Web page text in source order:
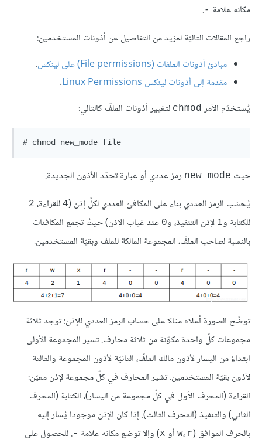
مكانه علامة -
.
راجع المقالات التاليّة لمزيد من التفاصيل عن أذونات المستخدمين:
مبادئ أذونات الملفات (File permissions) على لينكس
.
مقدمة إلى أذونات لينكس Linux Permissions
.
يُستخدَم الأمر chmod لتغيير أذونات الملفّ كالتالي:
حيث new_mode رمز عددي أو عبارة تحدّد الأذون الجديدة.
يُحسَب الرمز العددي بناء على المكافئ العددي لكلّ إذن (4 للقراءة، 2
للكتابة و1 لإذن التنفيذ، و0 عند غياب الإذن) حيثُ تجمع المكافئات
بالنسبة لصاحب الملفّ، المجموعة المالكة للملف وبقيّة المستخدمين.
توضّح الصورة أعلاه مثالا على حساب الرمز العددي للإذن: توجد ثلاثة
مجموعات كلّ واحدة مكوّنة من ثلاثة محارف. تشير المجموعة الأولى
ابتداءً من اليسار لأذون مالك الملفّ، الثانيّة لأذون المجموعة والثالثة
لأذون بقيّة المستخدمين. تشير المحارف في كلّ مجموعة لإذن معيّن:
القراءة (المحرف الأول في كلّ مجموعة من اليسار)، الكتابة (المحرف
الثاني) والتنفيذ (المحرف الثالث). إذا كان الإذن موجودا يُشار إليه
بالحرف الموافق (
w، r أو x) وإلا توضع مكانه علامة -. للحصول على